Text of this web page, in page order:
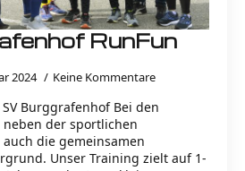
RunFun
2024 Keine Kommentare
Burggrafenhof Bei den
der sportlichen
die gemeinsamen
Unser Training zielt auf 1-